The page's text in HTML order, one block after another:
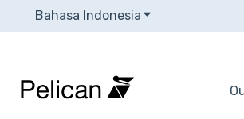
Bahasa Indonesia Tampilkan